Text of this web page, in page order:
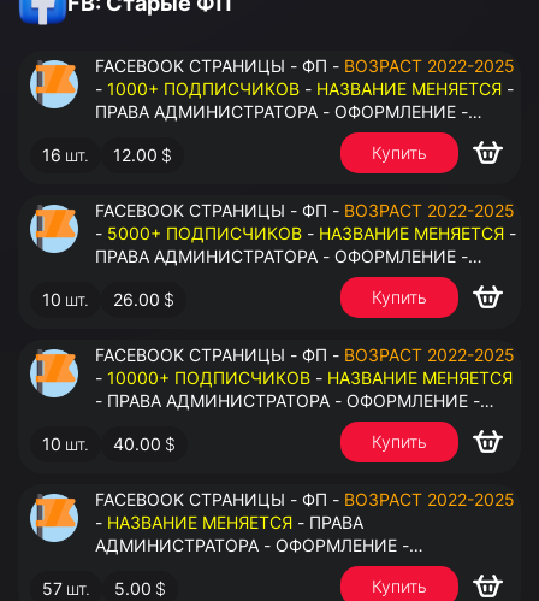
FACEBOOK СТРАНИЦЫ - ФП - ВОЗРАСТ 2022-2025
- 1000+ ПОДПИСЧИКОВ - НАЗВАНИЕ МЕНЯЕТСЯ -
ПРАВА АДМИНИСТРАТОРА - ОФОРМЛЕНИЕ -
ЗАПОЛНЕННАЯ ИНФОРМАЦИЯ - ПОД ВСЕ ГЕО
16 шт. 12.00 $ Купить
FACEBOOK СТРАНИЦЫ - ФП - ВОЗРАСТ 2022-2025
- 5000+ ПОДПИСЧИКОВ - НАЗВАНИЕ МЕНЯЕТСЯ -
ПРАВА АДМИНИСТРАТОРА - ОФОРМЛЕНИЕ -
ЗАПОЛНЕННАЯ ИНФОРМАЦИЯ - ПОД ВСЕ ГЕО
10 шт. 26.00 $ Купить
FACEBOOK СТРАНИЦЫ - ФП - ВОЗРАСТ 2022-2025
- 10000+ ПОДПИСЧИКОВ - НАЗВАНИЕ МЕНЯЕТСЯ
- ПРАВА АДМИНИСТРАТОРА - ОФОРМЛЕНИЕ -
ЗАПОЛНЕННАЯ ИНФОРМАЦИЯ - ПОД ВСЕ ГЕО
10 шт. 40.00 $ Купить
FACEBOOK СТРАНИЦЫ - ФП - ВОЗРАСТ 2022-2025
- НАЗВАНИЕ МЕНЯЕТСЯ - ПРАВА
АДМИНИСТРАТОРА - ОФОРМЛЕНИЕ -
ЗАПОЛНЕННАЯ ИНФОРМАЦИЯ - ПОД ВСЕ ГЕО
57 шт. 5.00 $ Купить